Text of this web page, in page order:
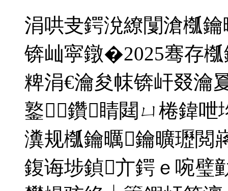
涓哄叏鍔涗繚闅滄槬
锛屾寜鐓�2025骞存
粺涓€瀹夋帓锛屽叕瀹
鐜鑽睛閮ㄩ棬鍏呭
瀵规槬鑰曞鑰曠瓑閲
鍑诲埗鍞亣鍔ｅ啘璧